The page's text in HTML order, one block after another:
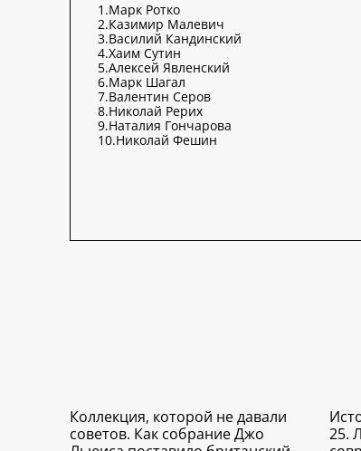
1.Марк Ротко
2.Казимир Малевич
3.Василий Кандинский
4.Хаим Сутин
5.Алексей Явленский
6.Марк Шагал
7.Валентин Серов
8.Николай Рерих
9.Наталия Гончарова
10.Николай Фешин
Коллекция, которой не давали
советов. Как собрание Джо
25.